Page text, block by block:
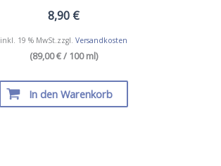
8,90 €
inkl. 19 % MwSt. zzgl. Versandkosten
(89,00 € / 100 ml)
In den Warenkorb